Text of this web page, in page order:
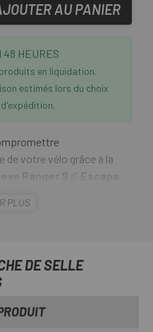
AU PANIER
48 HEURES
en liquidation.
estimés lors du choix
de votre vélo grâce à la
Ranger S d' Escapa
le rangement
avec vos jambes et
Fabriqué en
le Ranger S protège non
PLUS
DE SELLE